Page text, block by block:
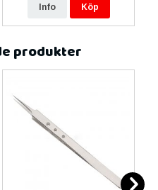
Info Köp
produkter